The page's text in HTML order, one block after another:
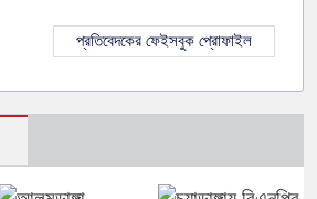
প্রতিবেদকের ফেইসবুক প্রোফাইল